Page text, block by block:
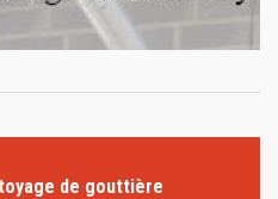
de gouttière